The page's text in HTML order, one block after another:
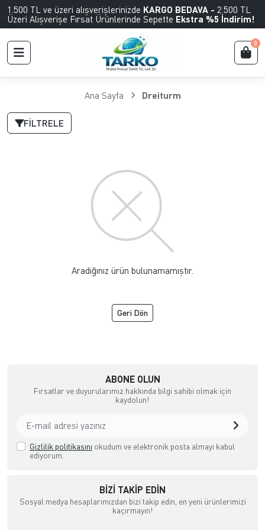
1.500 TL ve üzeri alışverişlerinizde KARGO BEDAVA - 2.500 TL
Üzeri Alışverişe Fırsat Ürünlerinde Sepette Ekstra %5 İndirim!
0
Ana Sayfa Dreiturm
FILTRELE
Aradığınız ürün bulunamamıştır.
Geri Dön
ABONE OLUN
Fırsatlar ve duyurularımız hakkında bilgi sahibi olmak için
kaydolun!
Gizlilik politikasını okudum ve elektronik posta almayı kabul
ediyorum.
BIZI TAKIP EDIN
Sosyal medya hesaplarımızdan bizi takip edin, en yeni ürünlerimizi
kaçırmayın!